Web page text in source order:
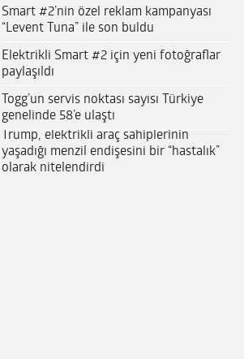
Smart #2’nin özel reklam kampanyası
“Levent Tuna” ile son buldu
Elektrikli Smart #2 için yeni fotoğraflar
paylaşıldı
Togg’un servis noktası sayısı Türkiye
genelinde 58’e ulaştı
Trump, elektrikli araç sahiplerinin
yaşadığı menzil endişesini bir “hastalık”
olarak nitelendirdi